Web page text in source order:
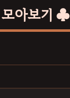
아보기 ♣